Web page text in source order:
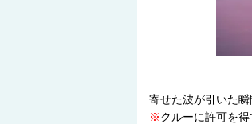
寄せた波が引いた瞬
※ クルーに許可を